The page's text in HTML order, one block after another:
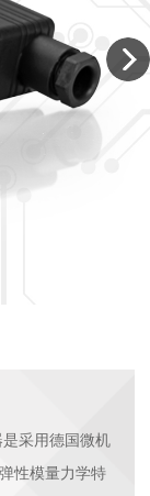
是采用德国微机
性模量力学特